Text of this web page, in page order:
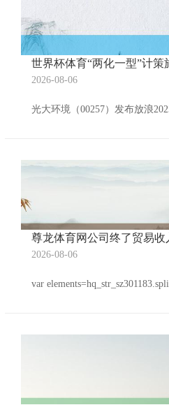
2026-08-06
2026-08-06